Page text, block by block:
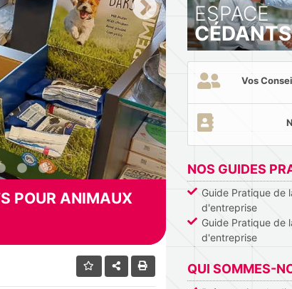
POUR ANIMAUX
ESPACE
CÉDANTS
Vos
NOS GUIDES
Guide Pratique de
d'entreprise
Guide Pratique de
d'entreprise
QUI SOMMES-